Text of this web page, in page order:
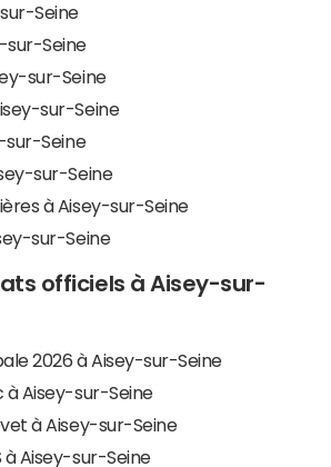
Seine
sur-Seine
sur-Seine
sur-Seine
sur-Seine
sur-Seine
à Aisey-sur-Seine
sur-Seine
officiels à Aisey-sur-
2026 à Aisey-sur-Seine
à Aisey-sur-Seine
à Aisey-sur-Seine
à Aisey-sur-Seine